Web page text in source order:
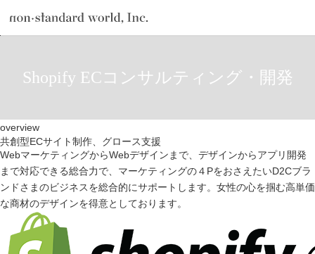
Shopify ECコンサルティング・開発
service
shop
recruit
overview
共創型ECサイト制作、グロース支援
WebマーケティングからWebデザインまで、デザインからアプリ開発
まで対応できる総合力で、マーケティングの４PをおさえたいD2Cブラ
ンドさまのビジネスを総合的にサポートします。女性の心を掴む高単価
な商材のデザインを得意としております。